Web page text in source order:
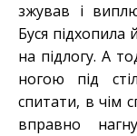
зжував і
Буся підхопила
на підлогу. А
ногою під
спитати, в чім
вправно